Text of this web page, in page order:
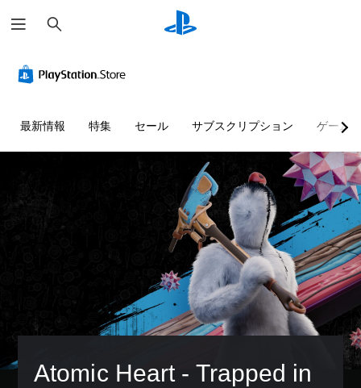
索
最新情報 特集 セール サブスクリプション ゲーム
Atomic Heart - Trapped in